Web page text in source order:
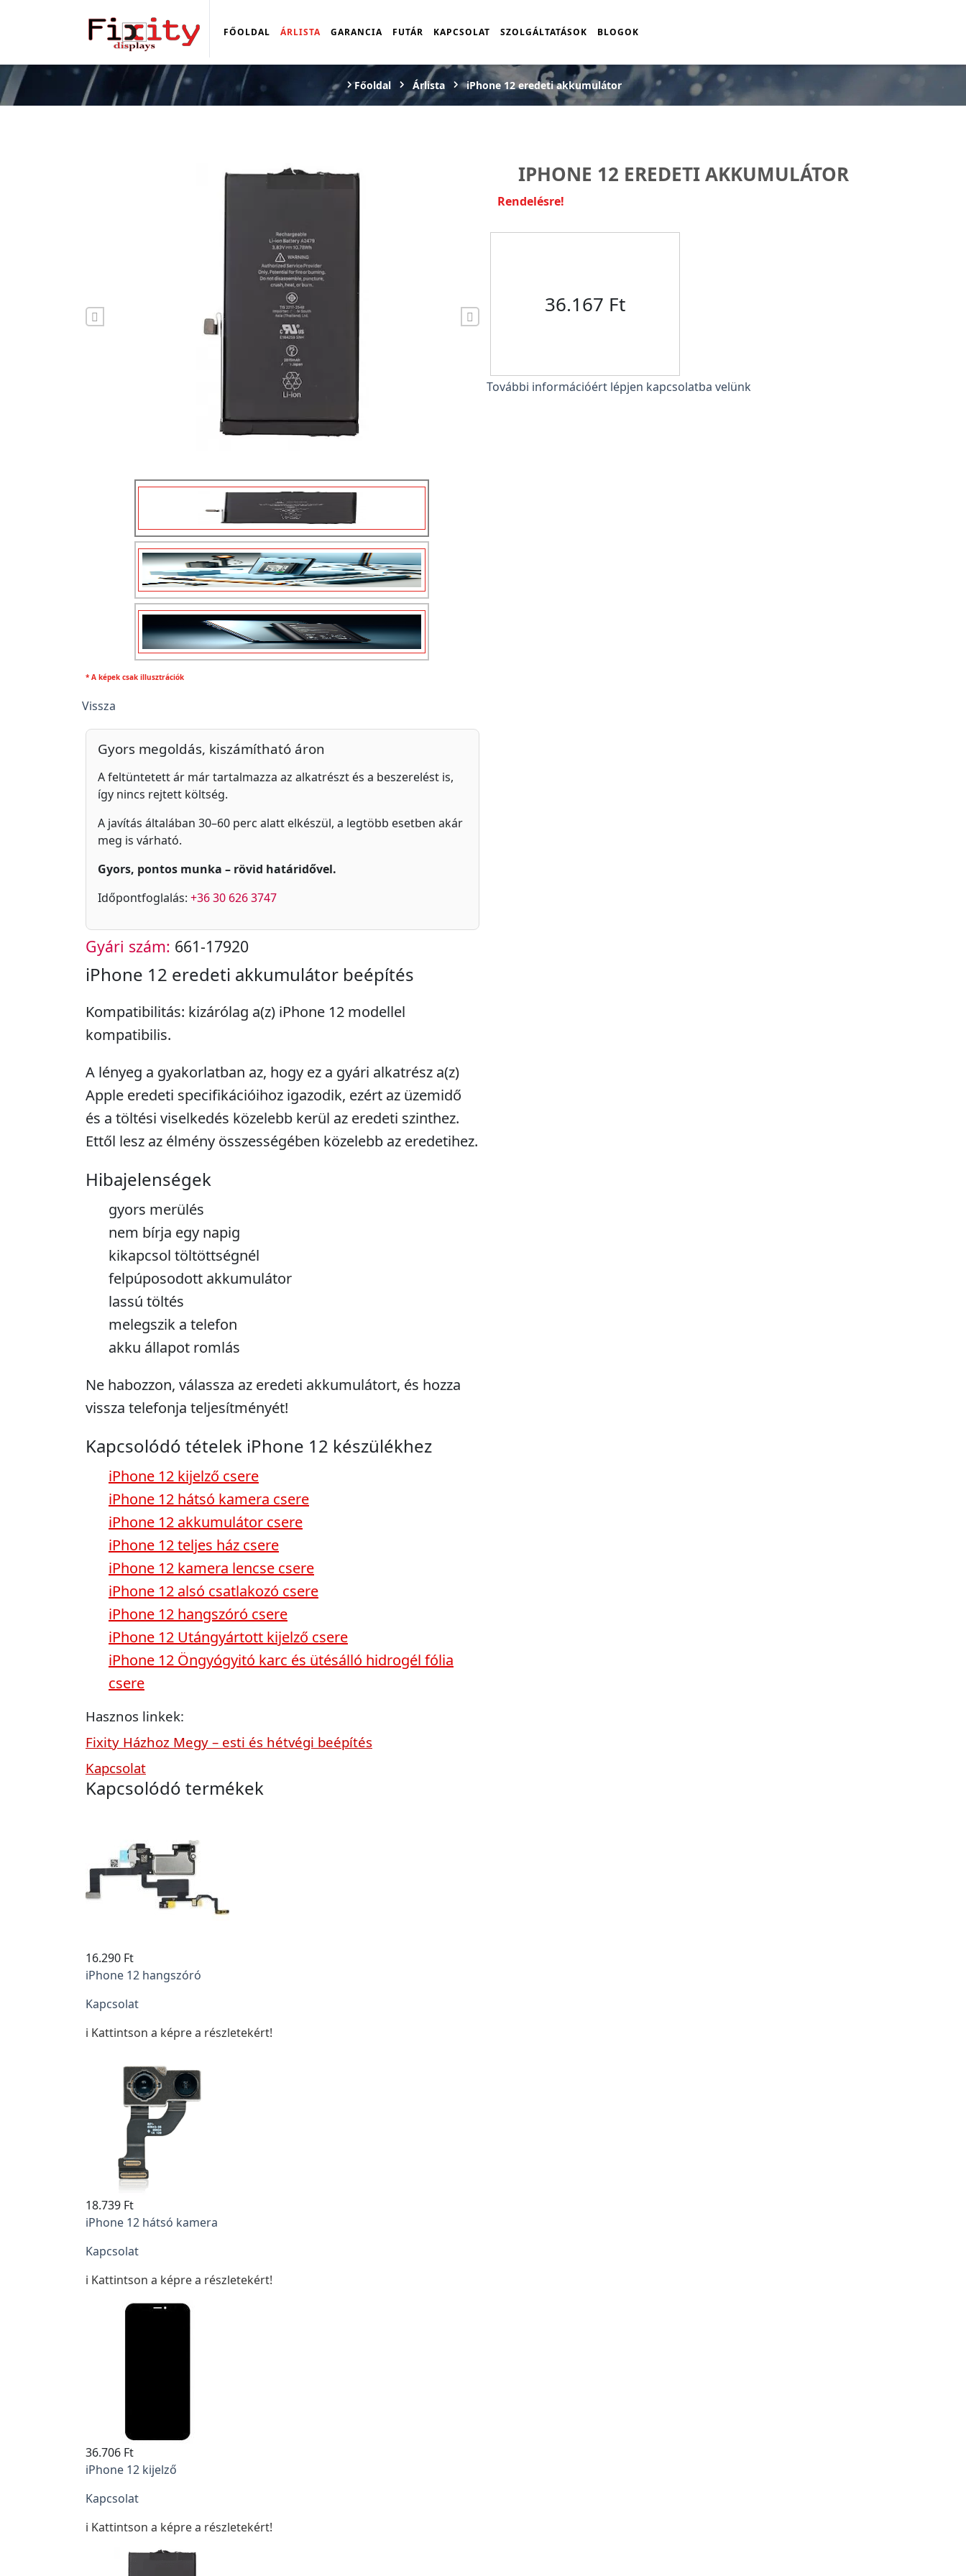
FŐOLDAL ÁRLISTA GARANCIA FUTÁR KAPCSOLAT SZOLGÁLTATÁSOK BLOGOK
Főoldal Árlista iPhone 12 eredeti akkumulátor
* A képek csak illusztrációk
IPHONE 12 EREDETI AKKUMULÁTOR
Rendelésre!
36.167 Ft
További információért lépjen kapcsolatba velünk
Vissza
Gyors megoldás, kiszámítható áron
A feltüntetett ár már tartalmazza az alkatrészt és a beszerelést is,
így nincs rejtett költség.
A javítás általában 30–60 perc alatt elkészül, a legtöbb esetben akár
meg is várható.
Gyors, pontos munka – rövid határidővel.
Időpontfoglalás: +36 30 626 3747
Gyári szám: 661-17920
iPhone 12 eredeti akkumulátor beépítés
Kompatibilitás: kizárólag a(z) iPhone 12 modellel
kompatibilis.
A lényeg a gyakorlatban az, hogy ez a gyári alkatrész a(z)
Apple eredeti specifikációihoz igazodik, ezért az üzemidő
és a töltési viselkedés közelebb kerül az eredeti szinthez.
Ettől lesz az élmény összességében közelebb az eredetihez.
Hibajelenségek
gyors merülés
nem bírja egy napig
kikapcsol töltöttségnél
felpúposodott akkumulátor
lassú töltés
melegszik a telefon
akku állapot romlás
Ne habozzon, válassza az eredeti akkumulátort, és hozza
vissza telefonja teljesítményét!
Kapcsolódó tételek iPhone 12 készülékhez
iPhone 12 kijelző csere
iPhone 12 hátsó kamera csere
iPhone 12 akkumulátor csere
iPhone 12 teljes ház csere
iPhone 12 kamera lencse csere
iPhone 12 alsó csatlakozó csere
iPhone 12 hangszóró csere
iPhone 12 Utángyártott kijelző csere
iPhone 12 Öngyógyitó karc és ütésálló hidrogél fólia
csere
Hasznos linkek:
Fixity Házhoz Megy – esti és hétvégi beépítés
Kapcsolat
Kapcsolódó termékek
16.290 Ft
iPhone 12 hangszóró
Kapcsolat
ℹ️ Kattintson a képre a részletekért!
18.739 Ft
iPhone 12 hátsó kamera
Kapcsolat
ℹ️ Kattintson a képre a részletekért!
36.706 Ft
iPhone 12 kijelző
Kapcsolat
ℹ️ Kattintson a képre a részletekért!